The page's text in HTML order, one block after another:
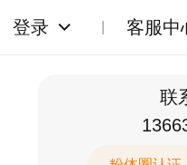
登录 客服中
联